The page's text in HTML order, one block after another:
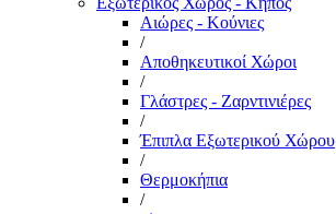
Αιώρες - Κούνιες
/
Αποθηκευτικοί Χώροι
/
Γλάστρες - Ζαρντινιέρες
/
Έπιπλα Εξωτερικού Χώρου
/
Θερμοκήπια
/